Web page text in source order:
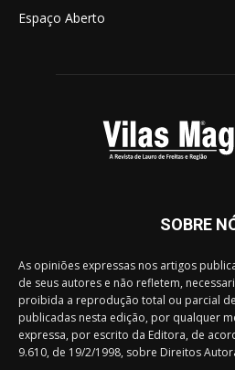
Espaço Aberto
SOBRE
As opiniões expressas nos artigos
de seus autores e não refletem,
proibida a reprodução total ou parcial
publicadas nesta edição, por qualquer
expressa, por escrito da Editora, de
9.610, de 19/2/1998, sobre Direitos